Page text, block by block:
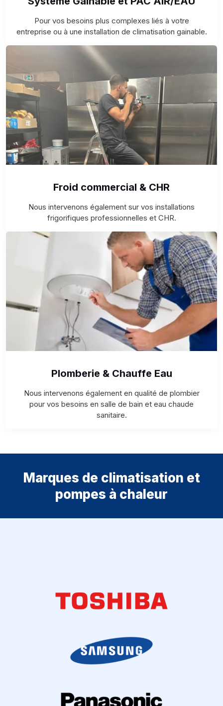
Pour vos besoins plus complexes liés à votre
entreprise ou à une installation de climatisation gainable.
Froid commercial & CHR
Nous intervenons également sur vos installations
frigorifiques professionnelles et CHR.
Plomberie & Chauffe Eau
Nous intervenons également en qualité de plombier
pour vos besoins en salle de bain et eau chaude
sanitaire.
Marques de climatisation et
pompes à chaleur